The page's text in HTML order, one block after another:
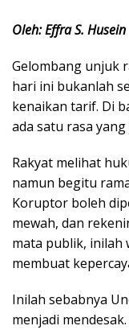
Oleh: Effra S. Husein
Gelombang unjuk
hari ini bukanlah
kenaikan tarif. Di
ada satu rasa
Rakyat melihat
namun begitu
Koruptor boleh
mewah, dan
mata publik, inilah
membuat
Inilah sebabnya
menjadi